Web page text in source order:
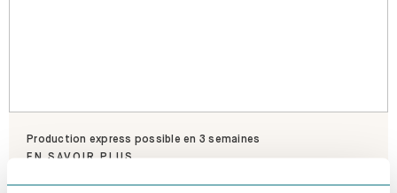
Production express possible en 3 semaines
EN SAVOIR PLUS